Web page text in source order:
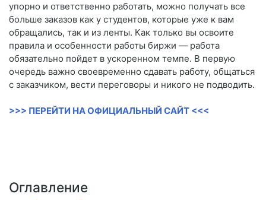
упорно и ответственно работать, можно получать все
больше заказов как у студентов, которые уже к вам
обращались, так и из ленты. Как только вы освоите
правила и особенности работы биржи — работа
обязательно пойдет в ускоренном темпе. В первую
очередь важно своевременно сдавать работу, общаться
с заказчиком, вести переговоры и никого не подводить.
>>> ПЕРЕЙТИ НА ОФИЦИАЛЬНЫЙ САЙТ <<<
Оглавление